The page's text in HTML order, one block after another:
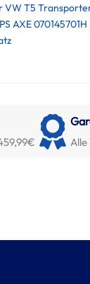
VW T5
AXE 070145701H